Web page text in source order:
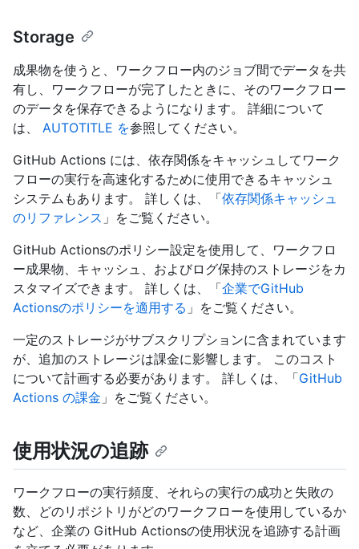
Storage
成果物を使うと、ワークフロー内のジョブ間でデータを共
有し、ワークフローが完了したときに、そのワークフロー
のデータを保存できるようになります。 詳細について
は、 AUTOTITLE を参照してください。
GitHub Actions には、依存関係をキャッシュしてワーク
フローの実行を高速化するために使用できるキャッシュ
システムもあります。 詳しくは、「依存関係キャッシュ
のリファレンス 」をご覧ください。
GitHub Actionsのポリシー設定を使用して、ワークフロ
ー成果物、キャッシュ、およびログ保持のストレージをカ
スタマイズできます。 詳しくは、「企業でGitHub
Actionsのポリシーを適用する 」をご覧ください。
一定のストレージがサブスクリプションに含まれています
が、追加のストレージは課金に影響します。 このコスト
について計画する必要があります。 詳しくは、「GitHub
Actions の課金 」をご覧ください。
使用状況の追跡
ワークフローの実行頻度、それらの実行の成功と失敗の
数、どのリポジトリがどのワークフローを使用しているか
など、企業の GitHub Actionsの使用状況を追跡する計画